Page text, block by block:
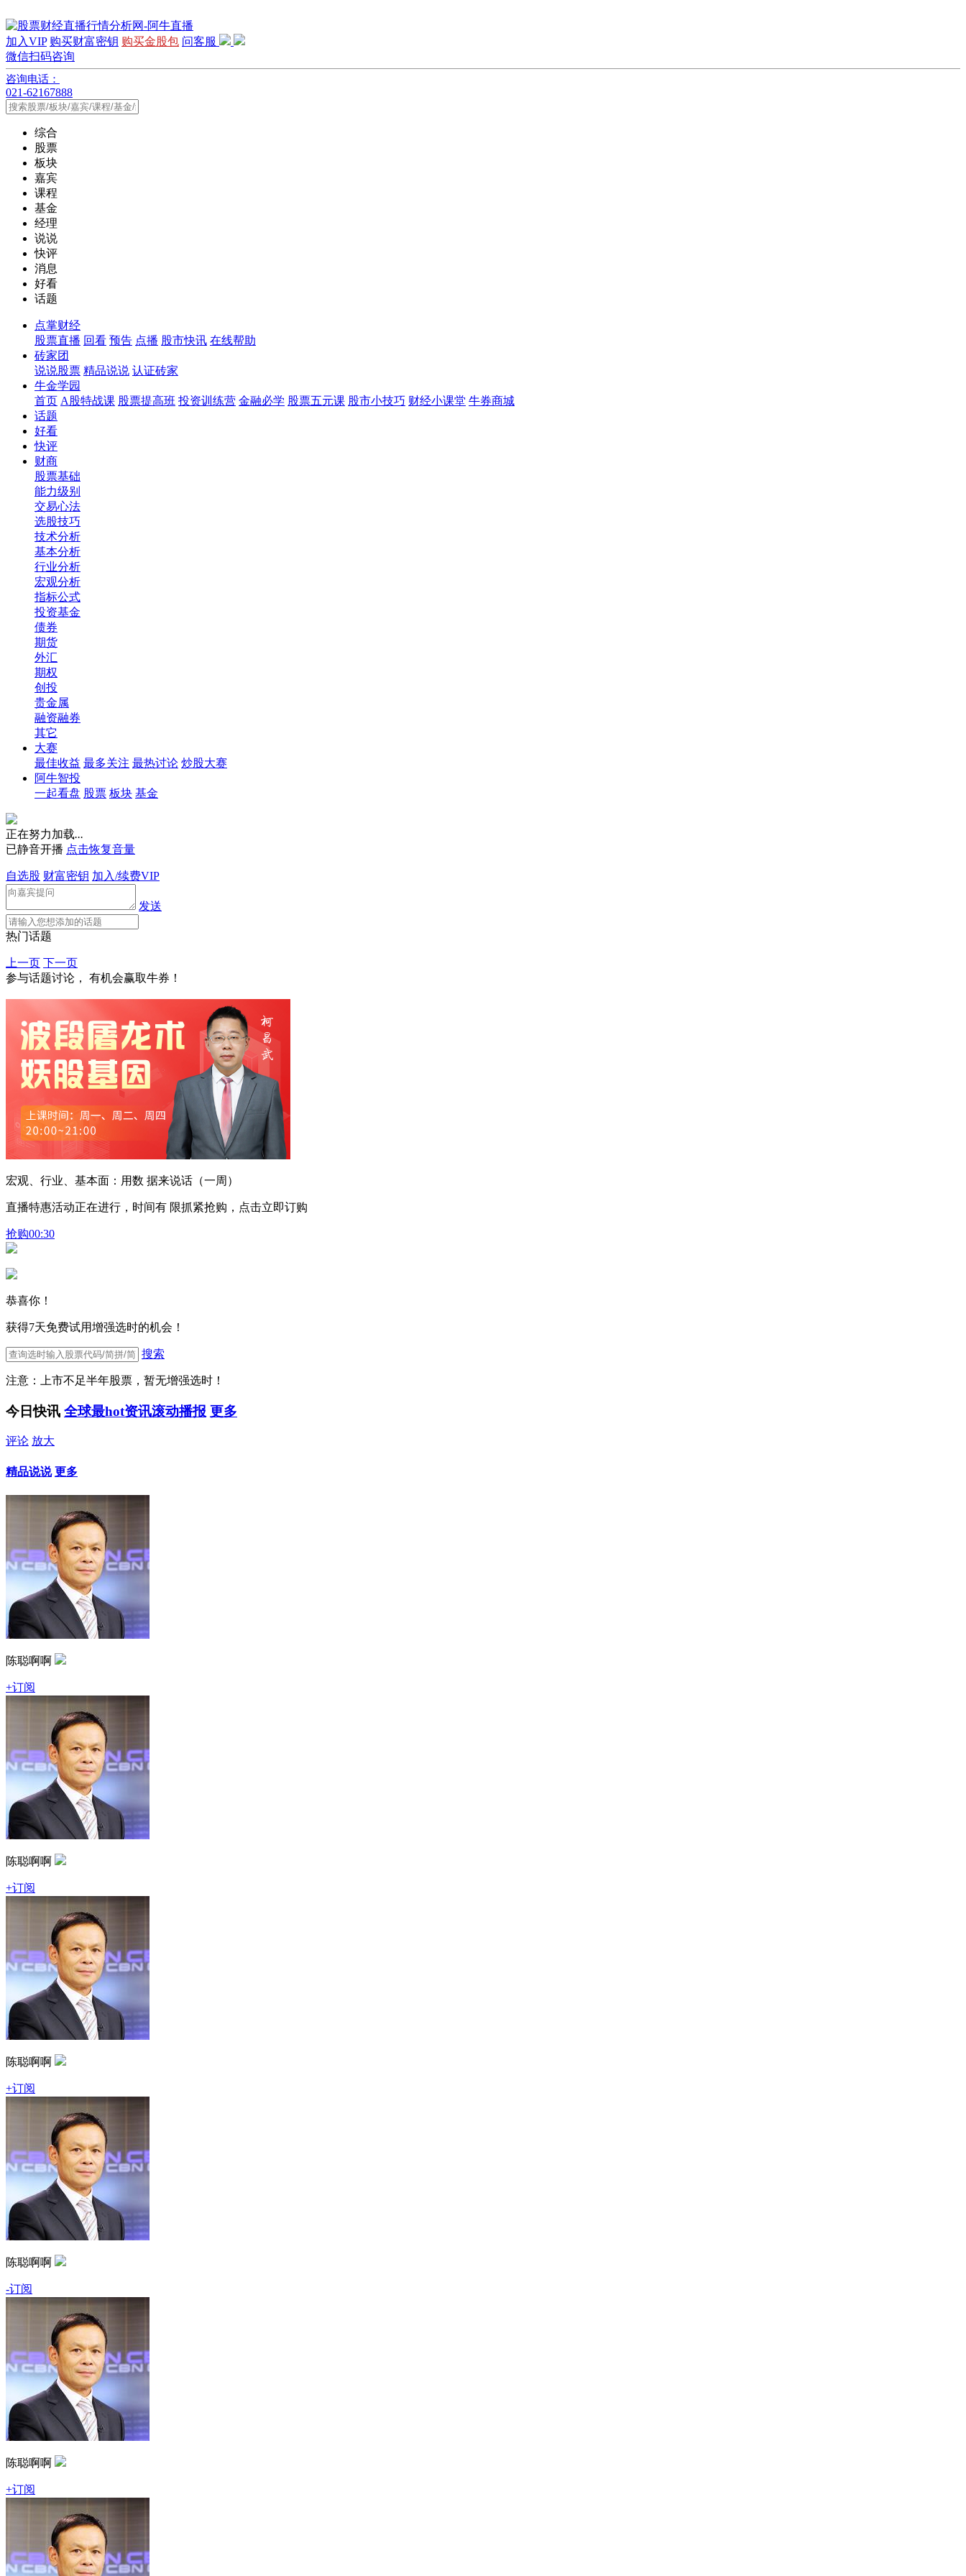
加入VIP 购买财富密钥 购买金股包 问客服
微信扫码咨询
咨询电话：
021-62167888
综合
股票
板块
嘉宾
课程
基金
经理
说说
快评
消息
好看
话题
点掌财经
股票直播 回看 预告 点播 股市快讯 在线帮助
砖家团
说说股票 精品说说 认证砖家
牛金学园
首页 A股特战课 股票提高班 投资训练营 金融必学 股票五元课 股市小技巧 财经小课堂 牛券商城
话题
好看
快评
财商
股票基础
能力级别
交易心法
选股技巧
技术分析
基本分析
行业分析
宏观分析
指标公式
投资基金
债券
期货
外汇
期权
创投
贵金属
融资融券
其它
大赛
最佳收益 最多关注 最热讨论 炒股大赛
阿牛智投
一起看盘 股票 板块 基金
正在努力加载...
已静音开播 点击恢复音量
自选股 财富密钥 加入/续费VIP
发送
热门话题
上一页 下一页
参与话题讨论， 有机会赢取牛券！
宏观、行业、基本面：用数 据来说话（一周）
直播特惠活动正在进行，时间有 限抓紧抢购，点击立即订购
抢购00:30
恭喜你！
获得7天免费试用增强选时的机会！
搜索
注意：上市不足半年股票，暂无增强选时！
今日快讯 全球最hot资讯滚动播报 更多
评论 放大
精品说说 更多
陈聪啊啊
+订阅
陈聪啊啊
+订阅
陈聪啊啊
+订阅
陈聪啊啊
-订阅
陈聪啊啊
+订阅